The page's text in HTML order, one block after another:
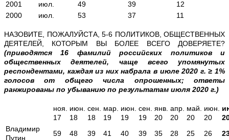
2001
июл. 49 39
12
2000
июл. 53 37 11
НАЗОВИТЕ, ПОЖАЛУЙСТА, 5-6 ПОЛИТИКОВ, ОБЩЕСТВЕННЫХ
ДЕЯТЕЛЕЙ, КОТОРЫМ ВЫ БОЛЕЕ ВСЕГО ДОВЕРЯЕТЕ?
(приводятся 16 фамилий российских политиков и
общественных деятелей, чаще всего упомянутых
респондентами, каждая из них набрала в июле 2020 г. ≥ 1%
голосов от общего числа опрошенных; ответы
ранжированы по убыванию по результатам июля 2020 г.)
ноя.
17
июн.
18
сен.
18
мар.
19
июн.
19
сен.
19
янв.
20
апр.
20
май.
20
июн.
20
Владимир
Путин
59 48 39 41 40 39 35 28 25 26